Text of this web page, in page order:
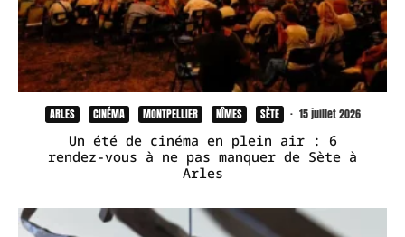
ARLES CINÉMA MONTPELLIER NÎMES SÈTE · 15 juillet 2026
Un été de cinéma en plein air : 6
rendez-vous à ne pas manquer de Sète à
Arles